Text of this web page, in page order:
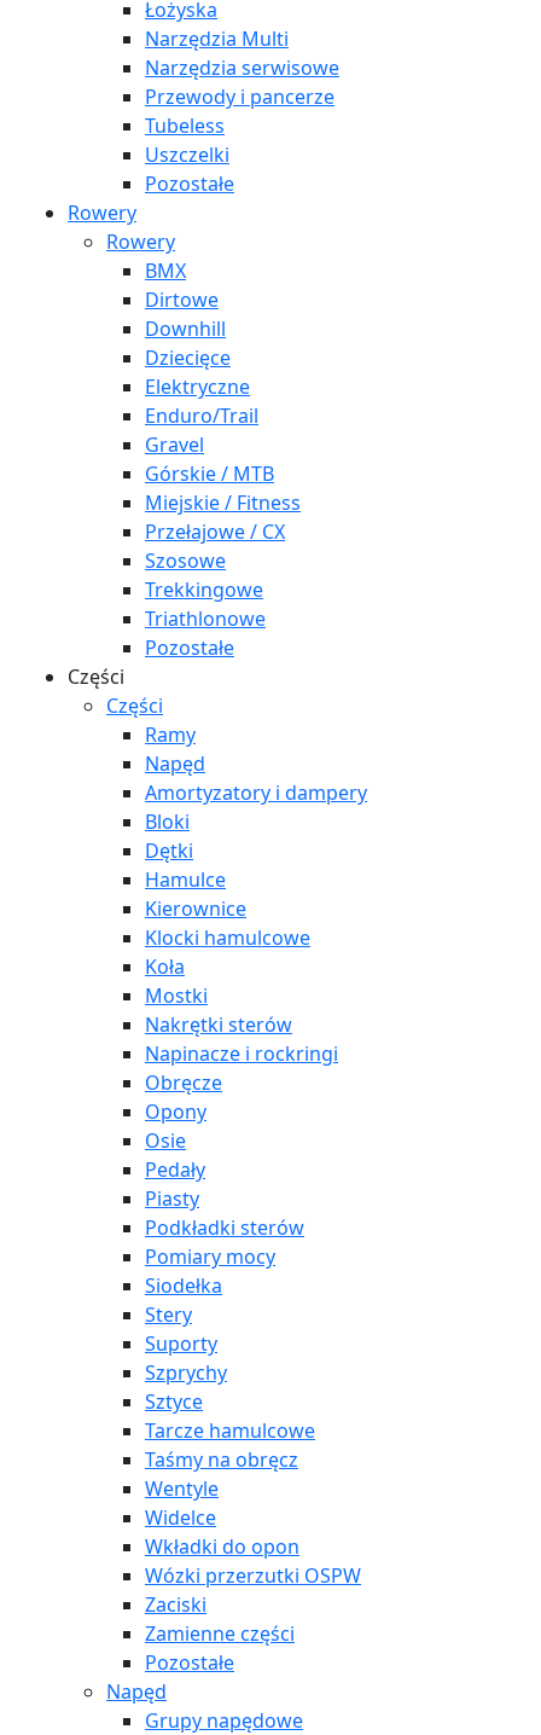
Łożyska
Narzędzia Multi
Narzędzia serwisowe
Przewody i pancerze
Tubeless
Uszczelki
Pozostałe
Rowery
Rowery
BMX
Dirtowe
Downhill
Dziecięce
Elektryczne
Enduro/Trail
Gravel
Górskie / MTB
Miejskie / Fitness
Przełajowe / CX
Szosowe
Trekkingowe
Triathlonowe
Pozostałe
Części
Części
Ramy
Napęd
Amortyzatory i dampery
Bloki
Dętki
Hamulce
Kierownice
Klocki hamulcowe
Koła
Mostki
Nakrętki sterów
Napinacze i rockringi
Obręcze
Opony
Osie
Pedały
Piasty
Podkładki sterów
Pomiary mocy
Siodełka
Stery
Suporty
Szprychy
Sztyce
Tarcze hamulcowe
Taśmy na obręcz
Wentyle
Widelce
Wkładki do opon
Wózki przerzutki OSPW
Zaciski
Zamienne części
Pozostałe
Napęd
Grupy napędowe